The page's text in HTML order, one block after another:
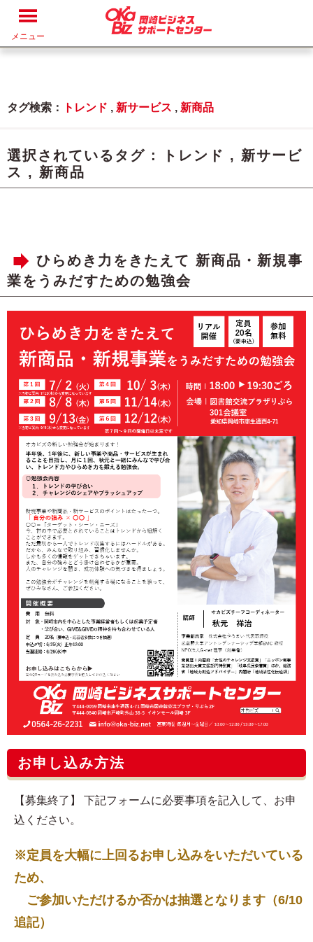
メニュー
タグ検索： トレンド , 新サービス , 新商品
選択されているタグ : トレンド , 新サービ
ス , 新商品
ひらめき力をきたえて 新商品・新規事
業をうみだすための勉強会
お申し込み方法
【募集終了】 下記フォームに必要事項を記入して、お申
込ください。
※定員を大幅に上回るお申し込みをいただいている
ため、
ご参加いただけるか否かは抽選となります（6/10
追記）